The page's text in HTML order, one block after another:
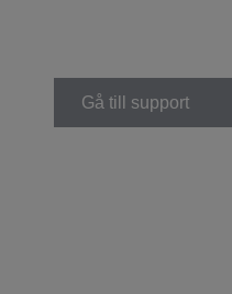
Gå till support